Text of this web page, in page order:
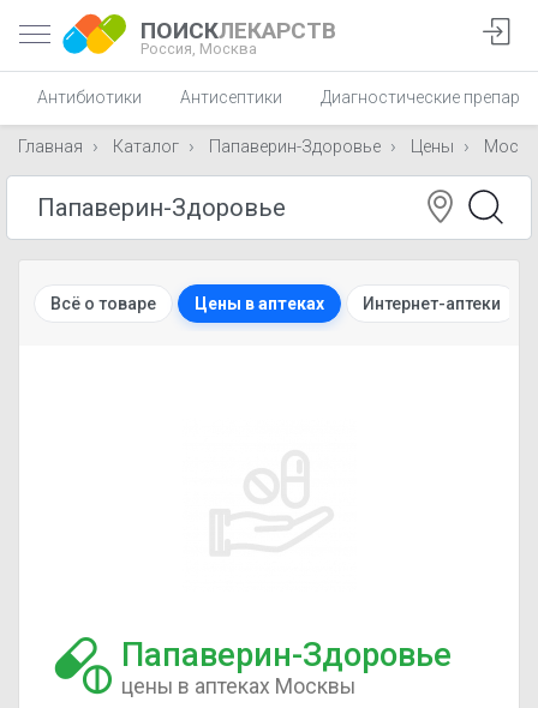
ПОИСКЛЕКАРСТВ
Россия, Москва
Антибиотики Антисептики Диагностические
Главная Каталог Папаверин-Здоровье Цены
Всё о товаре Цены в аптеках Интернет-аптеки
Папаверин-Здоровье
цены в аптеках Москвы